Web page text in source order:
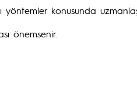
konusunda
önemsenir.